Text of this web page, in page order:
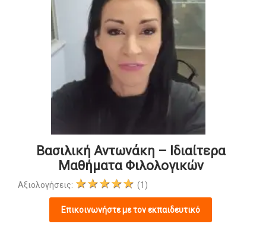
Βασιλική Αντωνάκη – Ιδιαίτερα
Μαθήματα Φιλολογικών
Αξιολογήσεις: ★★★★★ (1)
Επικοινωνήστε με τον εκπαιδευτικό